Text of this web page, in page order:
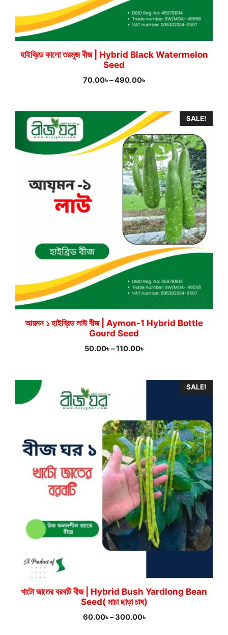
হাইব্রিড কালো তরমুজ বীজ | Hybrid Black Watermelon
Seed
70.00৳–490.00৳Price
through
490.00৳
SALE!
আয়মন ১ হাইব্রিড লাউ বীজ | Aymon-1 Hybrid Bottle
Gourd Seed
50.00৳–110.00৳Price
through
SALE!
খাটো জাতের বরবটি বীজ | Hybrid Bush Yardlong Bean
Seed( মাচা ছাড়া চাষ)
60.00৳–300.00৳Price